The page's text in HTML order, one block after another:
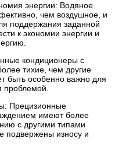
энергии: Водяное
чем воздушное, и
поддержания заданной
к экономии энергии и
кондиционеры с
тихие, чем другие
быть особенно важно для
проблемой.
Прецизионные
имеют более
с другими типами
подвержены износу и